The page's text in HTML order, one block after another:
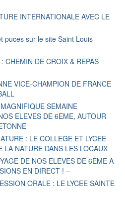
INTERNATIONALE AVEC LE
puces sur le site Saint Louis
CHEMIN DE CROIX & REPAS
VICE-CHAMPION DE FRANCE
SEMAINE
ELEVES DE 6EME, AUTOUR
: LE COLLEGE ET LYCEE
LA NATURE DANS LES LOCAUX
DE NOS ELEVES DE 6EME A
EN DIRECT ! –
ORALE : LE LYCEE SAINTE